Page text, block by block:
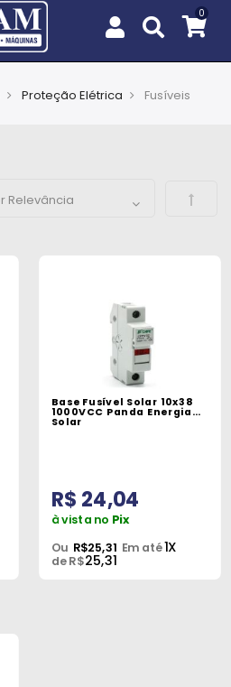
Proteção Elétrica Fusíveis
Base Fusível Solar 10x38
1000VCC Panda Energia
Solar
R$ 24,04
à vista no Pix
Ou R$25,31 Em até1X
de R$25,31